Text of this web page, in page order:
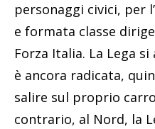
personaggi civici, per
e formata classe
Forza Italia. La Lega
è ancora radicata,
salire sul proprio
contrario, al Nord, la